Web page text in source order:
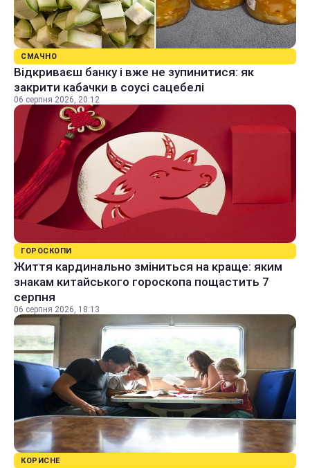
СМАЧНО
Відкриваєш банку і вже не зупинитися: як
закрити кабачки в соусі сацебелі
06 серпня 2026, 20:12
ГОРОСКОПИ
Життя кардинально зміниться на краще: яким
знакам китайського гороскопа пощастить 7
серпня
06 серпня 2026, 18:13
КОРИСНЕ